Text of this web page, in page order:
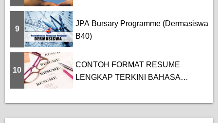
9
JPA Bursary Programme (Dermasiswa
B40)
10
CONTOH FORMAT RESUME
LENGKAP TERKINI BAHASA